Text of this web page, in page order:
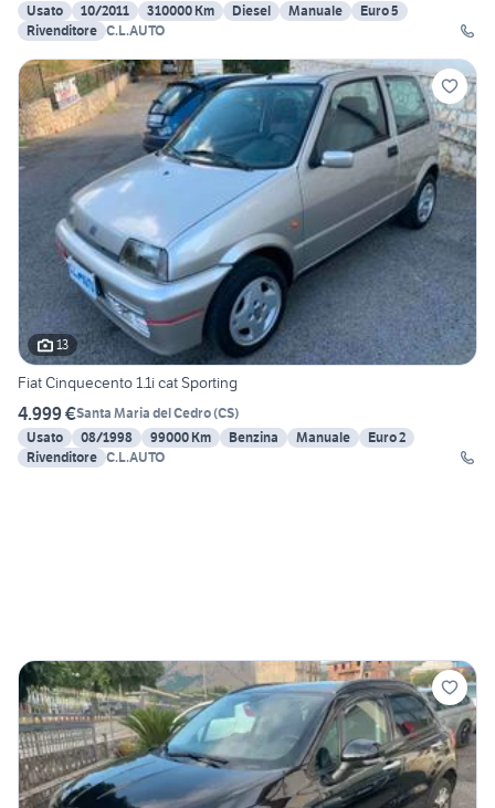
Usato
10/2011 310000 Km Diesel Manuale
Euro 5
Rivenditore C.L.AUTO
13
Fiat Cinquecento 1.1i cat Sporting
4.999 €Santa Maria del Cedro(CS)
Usato
08/1998 99000 Km Benzina Manuale
Euro 2
Rivenditore C.L.AUTO